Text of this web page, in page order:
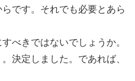
です。それでも必要とあら
べきではないでしょうか。
決定しました。であれば、